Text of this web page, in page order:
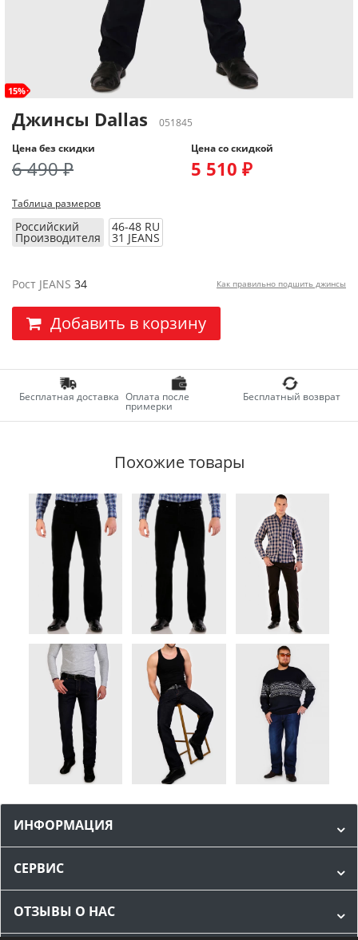
15%
Джинсы Dallas
051845
Цена без скидки
6 490 ₽
Цена со скидкой
5 510 ₽
Таблица размеров
Российский
Производителя
46-48 RU
31 JEANS
Рост JEANS 34 Как правильно подшить джинсы
Добавить в корзину
Бесплатная доставка Оплата после
примерки
Бесплатный возврат
Похожие товары
ИНФОРМАЦИЯ
СЕРВИС
ОТЗЫВЫ О НАС